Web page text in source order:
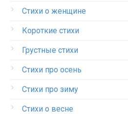
Стихи о женщине
Короткие стихи
Грустные стихи
Стихи про осень
Стихи про зиму
Стихи о весне